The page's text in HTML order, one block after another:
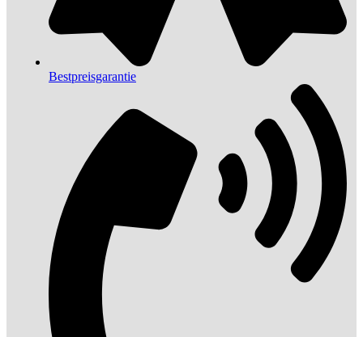
Bestpreisgarantie